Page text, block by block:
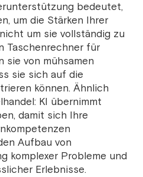
bedeutet,
um die Stärken Ihrer
um sie vollständig zu
Taschenrechner für
sie von mühsamen
sie sich auf die
können. Ähnlich
KI übernimmt
damit sich Ihre
Aufbau von
komplexer Probleme und
Erlebnisse.